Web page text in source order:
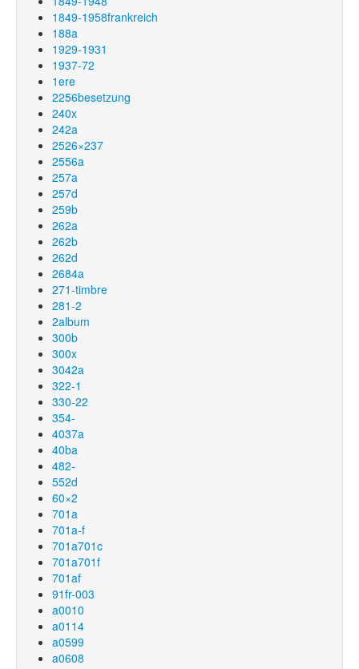
1849-1958frankreich
188a
1929-1931
1937-72
1ere
2256besetzung
240x
242a
2526×237
2556a
257a
257d
259b
262a
262b
262d
2684a
271-timbre
281-2
2album
300b
300x
3042a
322-1
330-22
354-
4037a
40ba
482-
552d
60×2
701a
701a-f
701a701c
701a701f
701af
91fr-003
a0010
a0114
a0599
a0608